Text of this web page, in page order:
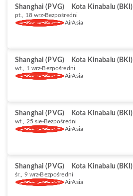
Shanghai (PVG) Kota Kinabalu (BKI)
pt., 18 wrz Bezpośredni
AirAsia
Shanghai (PVG) Kota Kinabalu (BKI)
wt., 1 wrz Bezpośredni
AirAsia
Shanghai (PVG) Kota Kinabalu (BKI)
wt., 25 sie Bezpośredni
AirAsia
Shanghai (PVG) Kota Kinabalu (BKI)
śr., 9 wrz Bezpośredni
AirAsia